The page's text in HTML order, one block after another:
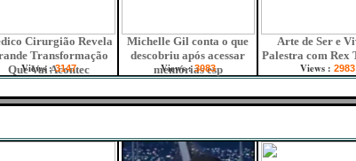
Cirurgião Revela
Transformação
Que Vai Acontec
Views :3147
Michelle Gil conta o que
descobriu após acessar
memórias esp
Views :3083
Arte de Ser e
Palestra com Rex
Views : 2983